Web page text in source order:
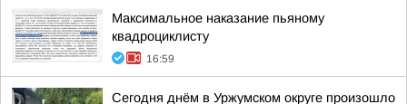
Максимальное наказание пьяному
квадроциклисту
16:59
Сегодня днём в Уржумском округе произошло